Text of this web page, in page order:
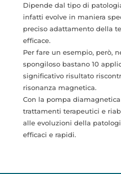
Dipende dal tipo di
infatti evolve in maniera
preciso adattamento della
efficace.
Per fare un esempio, però,
spongiloso bastano 10
significativo risultato
risonanza magnetica.
Con la pompa
trattamenti terapeutici e
alle evoluzioni della
efficaci e rapidi.